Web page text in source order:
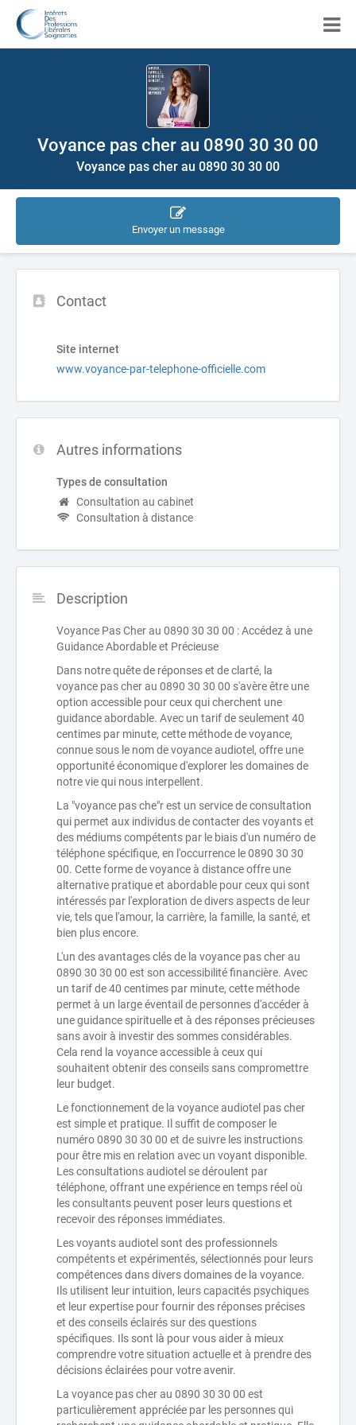
Voyance pas cher au 0890 30 30 00
Voyance pas cher au 0890 30 30 00
Envoyer un message
Contact
Site internet
www.voyance-par-telephone-officielle.com
Autres informations
Types de consultation
Consultation au cabinet
Consultation à distance
Description
Voyance Pas Cher au 0890 30 30 00 : Accédez à une
Guidance Abordable et Précieuse
Dans notre quête de réponses et de clarté, la
voyance pas cher au 0890 30 30 00 s'avère être une
option accessible pour ceux qui cherchent une
guidance abordable. Avec un tarif de seulement 40
centimes par minute, cette méthode de voyance,
connue sous le nom de voyance audiotel, offre une
opportunité économique d'explorer les domaines de
notre vie qui nous interpellent.
La "voyance pas che"r est un service de consultation
qui permet aux individus de contacter des voyants et
des médiums compétents par le biais d'un numéro de
téléphone spécifique, en l'occurrence le 0890 30 30
00. Cette forme de voyance à distance offre une
alternative pratique et abordable pour ceux qui sont
intéressés par l'exploration de divers aspects de leur
vie, tels que l'amour, la carrière, la famille, la santé, et
bien plus encore.
L'un des avantages clés de la voyance pas cher au
0890 30 30 00 est son accessibilité financière. Avec
un tarif de 40 centimes par minute, cette méthode
permet à un large éventail de personnes d'accéder à
une guidance spirituelle et à des réponses précieuses
sans avoir à investir des sommes considérables.
Cela rend la voyance accessible à ceux qui
souhaitent obtenir des conseils sans compromettre
leur budget.
Le fonctionnement de la voyance audiotel pas cher
est simple et pratique. Il suffit de composer le
numéro 0890 30 30 00 et de suivre les instructions
pour être mis en relation avec un voyant disponible.
Les consultations audiotel se déroulent par
téléphone, offrant une expérience en temps réel où
les consultants peuvent poser leurs questions et
recevoir des réponses immédiates.
Les voyants audiotel sont des professionnels
compétents et expérimentés, sélectionnés pour leurs
compétences dans divers domaines de la voyance.
Ils utilisent leur intuition, leurs capacités psychiques
et leur expertise pour fournir des réponses précises
et des conseils éclairés sur des questions
spécifiques. Ils sont là pour vous aider à mieux
comprendre votre situation actuelle et à prendre des
décisions éclairées pour votre avenir.
La voyance pas cher au 0890 30 30 00 est
particulièrement appréciée par les personnes qui